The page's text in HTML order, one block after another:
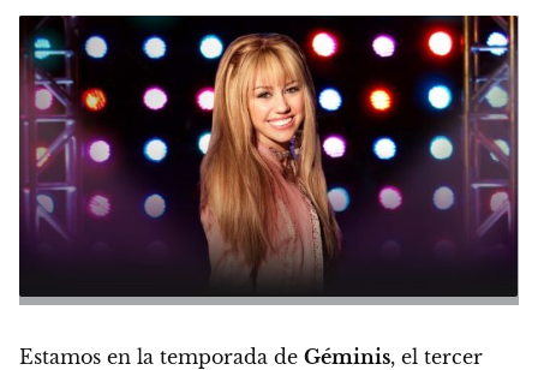
Estamos en la temporada de Géminis, el tercer